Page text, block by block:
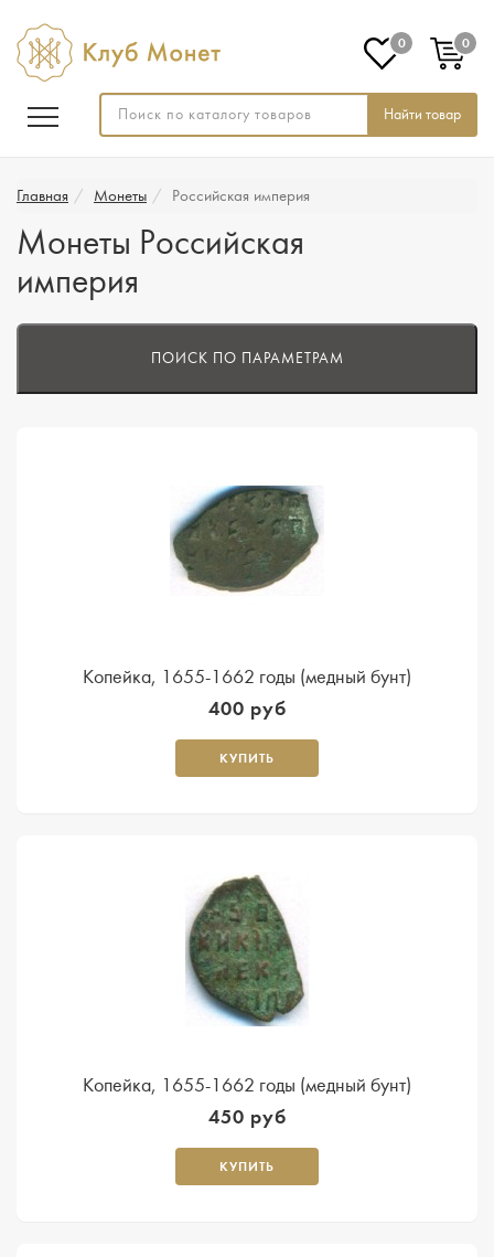
Найти товар
0 0
Главная Монеты Российская империя
Монеты Российская
империя
ПОИСК ПО ПАРАМЕТРАМ
Копейка, 1655-1662 годы (медный бунт)
400 руб
КУПИТЬ
Копейка, 1655-1662 годы (медный бунт)
450 руб
КУПИТЬ